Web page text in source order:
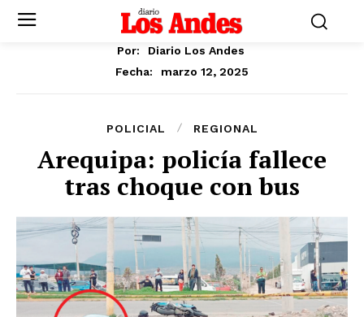
Por:
Diario Los Andes
Fecha:
marzo 12, 2025
POLICIAL REGIONAL
Arequipa: policía fallece
tras choque con bus